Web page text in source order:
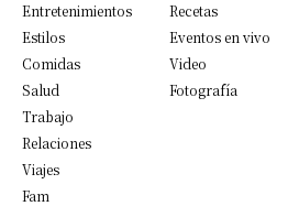
Entretenimientos
Estilos
Comidas
Salud
Trabajo
Relaciones
Viajes
Fam
Recetas
Eventos en vivo
Video
Fotografía